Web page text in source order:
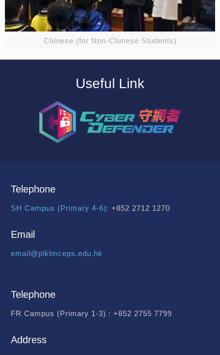
Chinese (for Non-Chinese Students)
Useful Link
Telephone
SH Campus (Primary 4-6): +852 2712 1270
Email
email@plklmceps.edu.hk
Telephone
FR Campus (Primary 1-3) : +852 2755 7799
Address